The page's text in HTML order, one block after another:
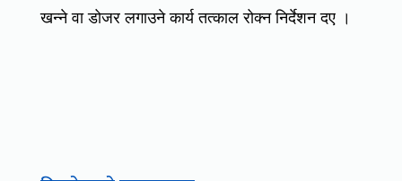
खन्ने वा डोजर लगाउने कार्य तत्काल रोक्न निर्देशन दए ।